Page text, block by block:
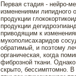
Первая стадия - нейро-
изменениями липидного
продукции
продукции
приводящим к
мукополисахаридов
обратимый, и поэтому
органическая, когда
фиброзной ткани.
скрыто, бессимптомно.